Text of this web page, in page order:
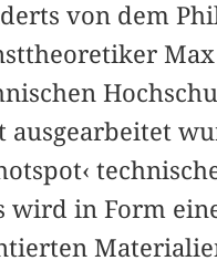
von dem
Max
ausgearbeitet
wird in Form